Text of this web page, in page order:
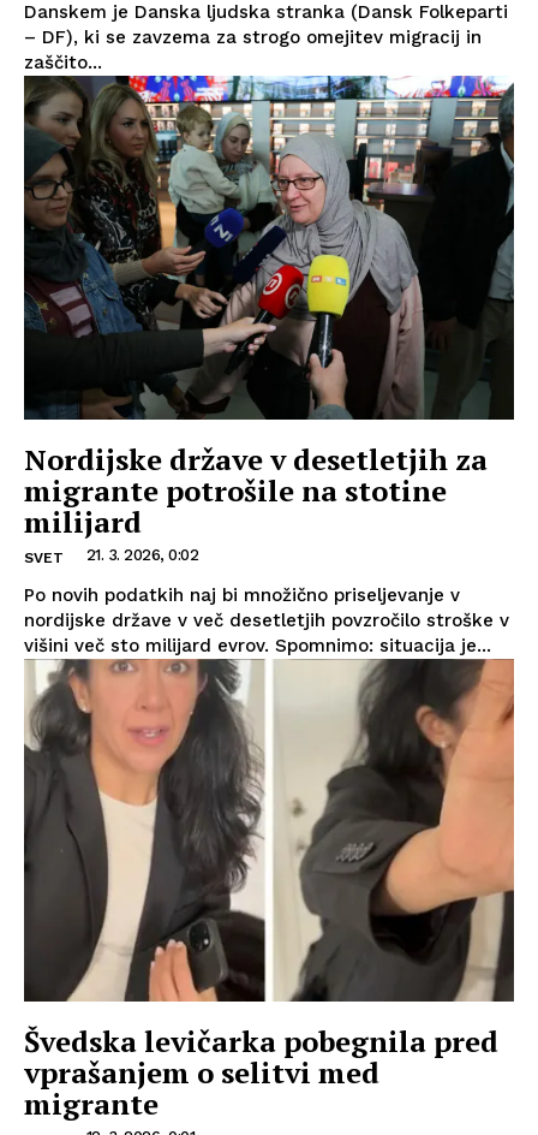
Danskem je Danska ljudska stranka (Dansk Folkeparti
– DF), ki se zavzema za strogo omejitev migracij in
zaščito...
Nordijske države v desetletjih za
migrante potrošile na stotine
milijard
SVET 21. 3. 2026, 0:02
Po novih podatkih naj bi množično priseljevanje v
nordijske države v več desetletjih povzročilo stroške v
višini več sto milijard evrov. Spomnimo: situacija je...
Švedska levičarka pobegnila pred
vprašanjem o selitvi med
migrante